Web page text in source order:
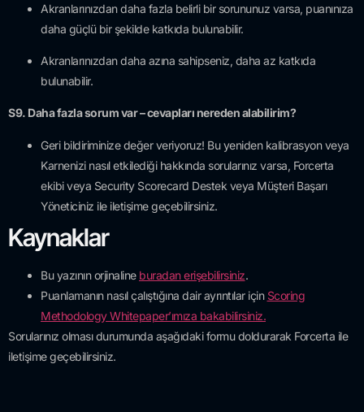
Akranlarınızdan daha fazla belirli bir sorununuz varsa, puanınıza
daha güçlü bir şekilde katkıda bulunabilir.
Akranlarınızdan daha azına sahipseniz, daha az katkıda
bulunabilir.
S9. Daha fazla sorum var – cevapları nereden alabilirim?
Geri bildiriminize değer veriyoruz! Bu yeniden kalibrasyon veya
Karnenizi nasıl etkilediği hakkında sorularınız varsa, Forcerta
ekibi veya Security Scorecard Destek veya Müşteri Başarı
Yöneticiniz ile iletişime geçebilirsiniz.
Kaynaklar
Bu yazının orjinaline buradan erişebilirsiniz.
Puanlamanın nasıl çalıştığına dair ayrıntılar için Scoring
Methodology Whitepaper’ımıza bakabilirsiniz.
Sorularınız olması durumunda aşağıdaki formu doldurarak Forcerta ile
iletişime geçebilirsiniz.